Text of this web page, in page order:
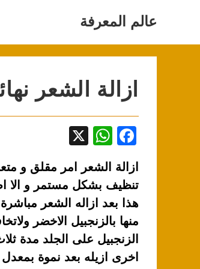
عالم المعرفة
ازالة الشعر
F
c
e
b
o
o
W
at
s
A
p
p
ازالة الشعر امر مقلق و
تنظيف بشكل مستمر و الا
هذا بعد ازاله الشعر
منها بالزنجبيل الاخضر
الزنجبيل على الجلد مدة
اخرى ازيله بعد نموة